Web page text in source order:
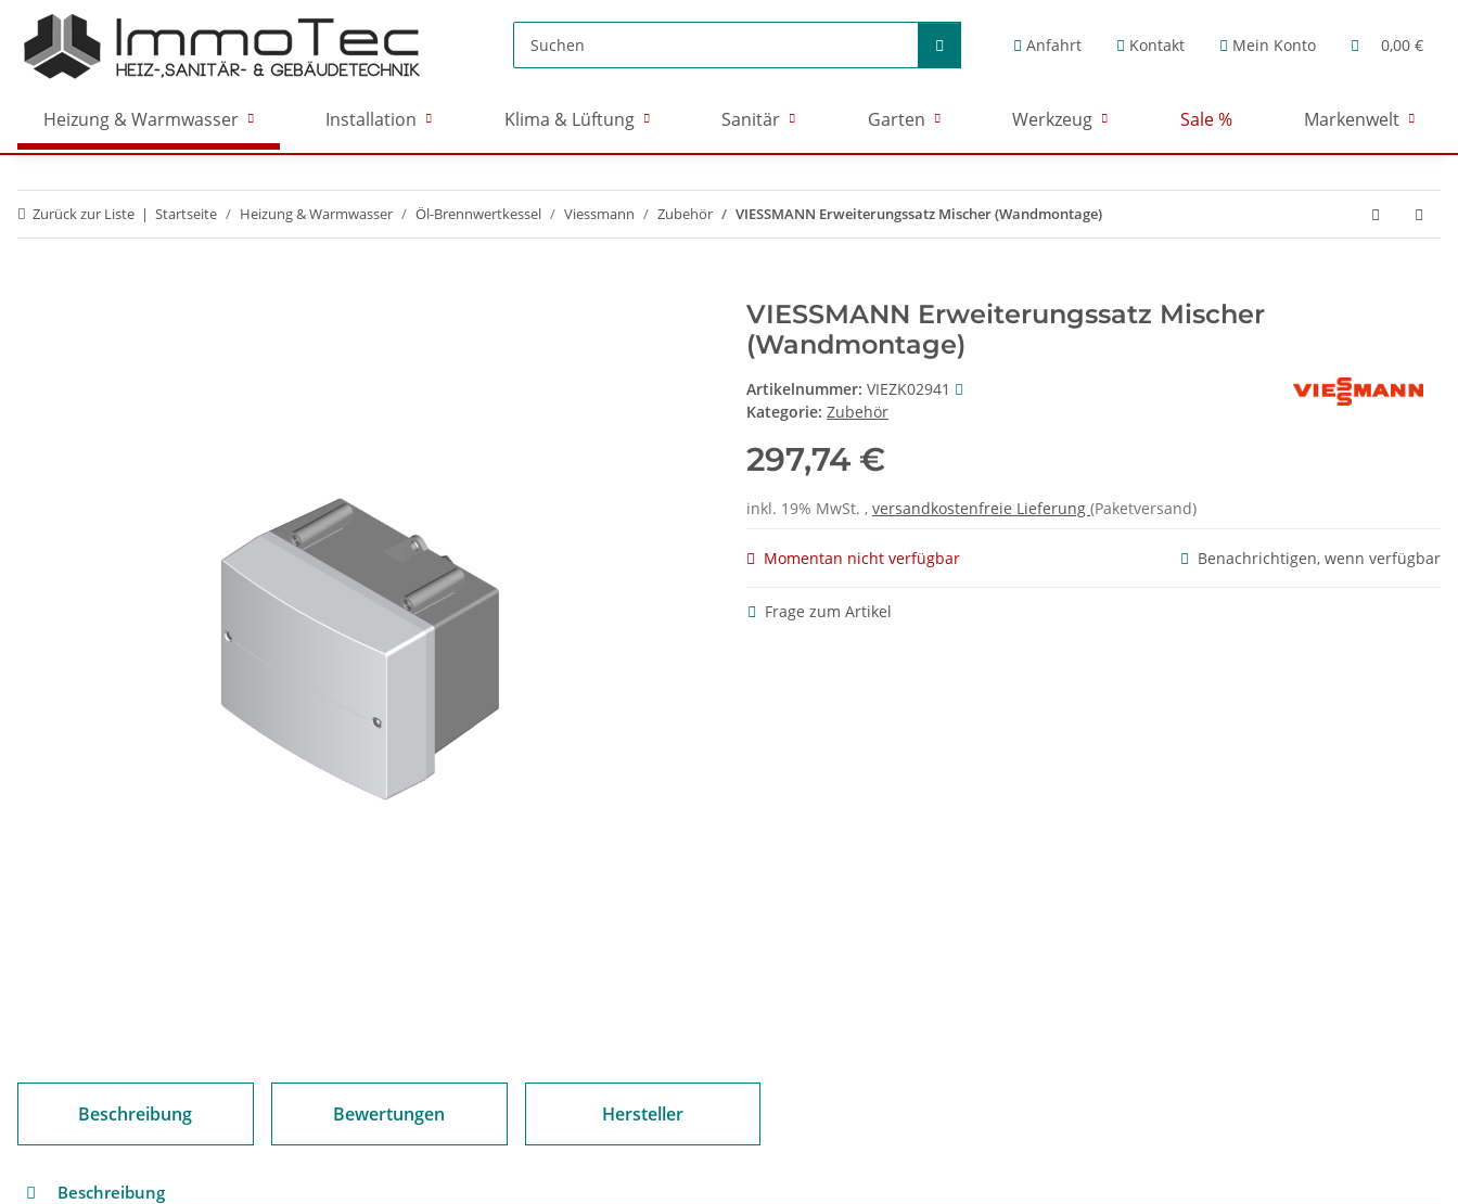
Anfahrt Kontakt Mein Konto 0,00 €
Heizung & Warmwasser Installation Klima & Lüftung Sanitär Garten Werkzeug Sale % Markenwelt
Zurück zur Liste Startseite Heizung & Warmwasser Öl-Brennwertkessel Viessmann Zubehör VIESSMANN Erweiterungssatz Mischer (Wandmontage)
VIESSMANN Erweiterungssatz Mischer
(Wandmontage)
Artikelnummer: VIEZK02941
Kategorie: Zubehör
297,74 €
inkl. 19% MwSt. , versandkostenfreie Lieferung (Paketversand)
Momentan nicht verfügbar Benachrichtigen, wenn verfügbar
Frage zum Artikel
Beschreibung Bewertungen Hersteller
Beschreibung